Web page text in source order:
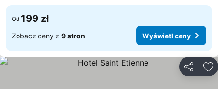
Od 199 zł
Zobacz ceny z 9 stron Wyświetl ceny